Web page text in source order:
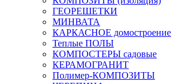
ГЕОРЕШЕТКИ
МИНВАТА
КАРКАСНОЕ домостроение
Теплые ПОЛЫ
КОМПОСТЕРЫ садовые
КЕРАМОГРАНИТ
Полимер-КОМПОЗИТЫ